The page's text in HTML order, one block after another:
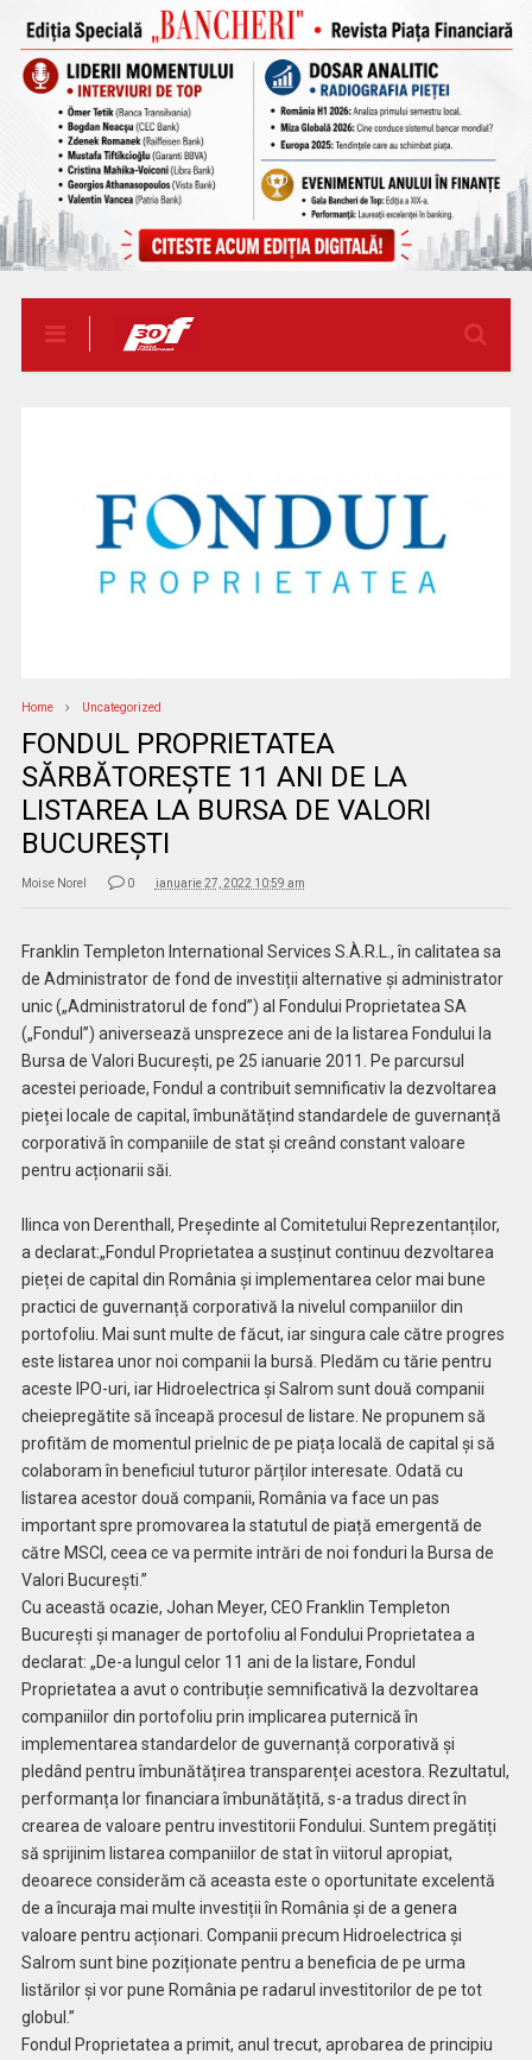
Home Uncategorized
FONDUL PROPRIETATEA
SĂRBĂTOREȘTE 11 ANI DE LA
LISTAREA LA BURSA DE VALORI
BUCUREȘTI
Moise Norel 0 ianuarie 27, 2022 10:59 am
Franklin Templeton International Services S.À.R.L., în calitatea sa
de Administrator de fond de investiții alternative și administrator
unic („Administratorul de fond”) al Fondului Proprietatea SA
(„Fondul”) aniversează unsprezece ani de la listarea Fondului la
Bursa de Valori București, pe 25 ianuarie 2011. Pe parcursul
acestei perioade, Fondul a contribuit semnificativ la dezvoltarea
pieței locale de capital, îmbunătățind standardele de guvernanță
corporativă în companiile de stat și creând constant valoare
pentru acționarii săi.
Ilinca von Derenthall, Președinte al Comitetului Reprezentanților,
a declarat:„Fondul Proprietatea a susținut continuu dezvoltarea
pieței de capital din România și implementarea celor mai bune
practici de guvernanță corporativă la nivelul companiilor din
portofoliu. Mai sunt multe de făcut, iar singura cale către progres
este listarea unor noi companii la bursă. Pledăm cu tărie pentru
aceste IPO-uri, iar Hidroelectrica și Salrom sunt două companii
cheiepregătite să înceapă procesul de listare. Ne propunem să
profităm de momentul prielnic de pe piața locală de capital și să
colaboram în beneficiul tuturor părților interesate. Odată cu
listarea acestor două companii, România va face un pas
important spre promovarea la statutul de piață emergentă de
către MSCI, ceea ce va permite intrări de noi fonduri la Bursa de
Valori București.”
Cu această ocazie, Johan Meyer, CEO Franklin Templeton
București și manager de portofoliu al Fondului Proprietatea a
declarat: „De-a lungul celor 11 ani de la listare, Fondul
Proprietatea a avut o contribuție semnificativă la dezvoltarea
companiilor din portofoliu prin implicarea puternică în
implementarea standardelor de guvernanță corporativă și
pledând pentru îmbunătățirea transparenței acestora. Rezultatul,
performanța lor financiara îmbunătățită, s-a tradus direct în
crearea de valoare pentru investitorii Fondului. Suntem pregătiți
să sprijinim listarea companiilor de stat în viitorul apropiat,
deoarece considerăm că aceasta este o oportunitate excelentă
de a încuraja mai multe investiții în România și de a genera
valoare pentru acționari. Companii precum Hidroelectrica și
Salrom sunt bine poziționate pentru a beneficia de pe urma
listărilor și vor pune România pe radarul investitorilor de pe tot
globul.”
Fondul Proprietatea a primit, anul trecut, aprobarea de principiu